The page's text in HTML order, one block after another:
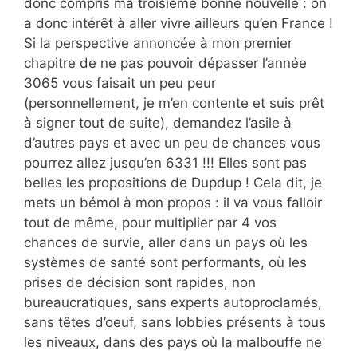
a donc intérêt à aller vivre ailleurs qu’en France !
Si la perspective annoncée à mon premier
chapitre de ne pas pouvoir dépasser l’année
3065 vous faisait un peu peur
(personnellement, je m’en contente et suis prêt
à signer tout de suite), demandez l’asile à
d’autres pays et avec un peu de chances vous
pourrez allez jusqu’en 6331 !!! Elles sont pas
belles les propositions de Dupdup ! Cela dit, je
mets un bémol à mon propos : il va vous falloir
tout de même, pour multiplier par 4 vos
chances de survie, aller dans un pays où les
systèmes de santé sont performants, où les
prises de décision sont rapides, non
bureaucratiques, sans experts autoproclamés,
sans têtes d’oeuf, sans lobbies présents à tous
les niveaux, dans des pays où la malbouffe ne